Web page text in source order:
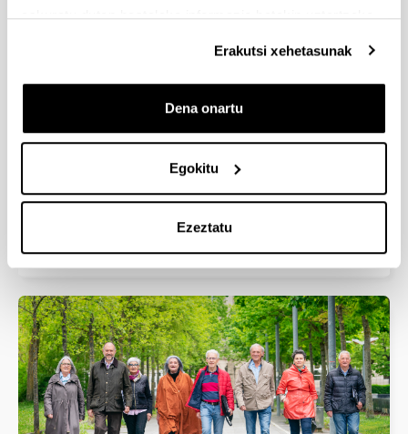
eskuratu duten bestelako informazio batekin uztartzeko.
Erakutsi xehetasunak
Dena onartu
Egokitu
Ezeztatu
Idazkaritzako izapideetarako